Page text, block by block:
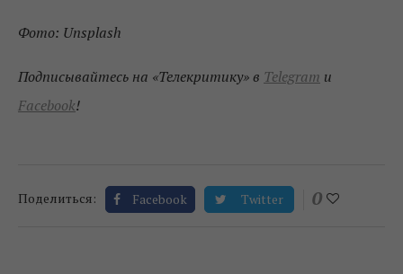
Фото: Unsplash
Подписывайтесь на «Телекритику» в Telegram и
Facebook!
Поделиться: Facebook Twitter 0